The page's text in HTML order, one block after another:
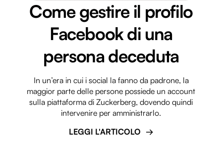
Come gestire il profilo
Facebook di una
persona deceduta
In un’era in cui i social la fanno da padrone, la
maggior parte delle persone possiede un account
sulla piattaforma di Zuckerberg, dovendo quindi
intervenire per amministrarlo.
LEGGI L'ARTICOLO